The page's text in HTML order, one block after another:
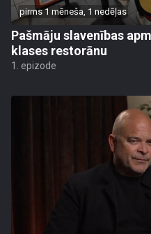
pirms 1 mēneša, 1 nedēļas
Pašmāju slavenības
klases restorānu
1. epizode